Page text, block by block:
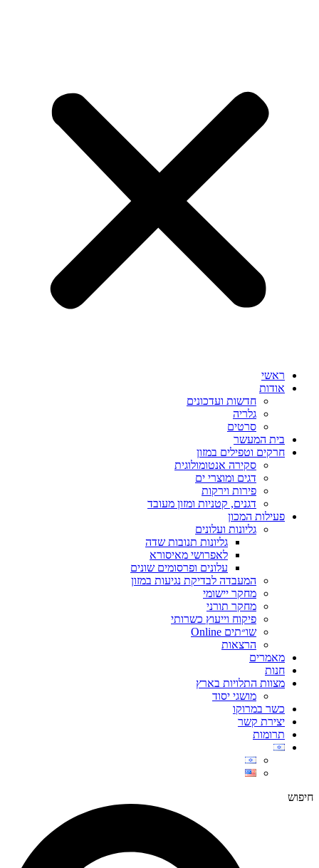
ראשי
אודות
חדשות ועדכונים
גלריה
סרטים
בית המעשר
חרקים וטפילים במזון
סקירה אנטומולוגית
דגים ומוצרי ים
פירות וירקות
דגנים, קטניות ומזון מעובד
פעילות המכון
גליונות ועלונים
גליונות תנובות שדה
לאפרושי מאיסורא
עלונים ופרסומים שונים
המעבדה לבדיקת נגיעות במזון
מחקר יישומי
מחקר תורני
פיקוח וייעוץ כשרותי
שו״תים Online
הרצאות
מאמרים
חנות
מצוות התלויות בארץ
מושגי יסוד
כשר במרוקו
יצירת קשר
תרומות
חיפוש